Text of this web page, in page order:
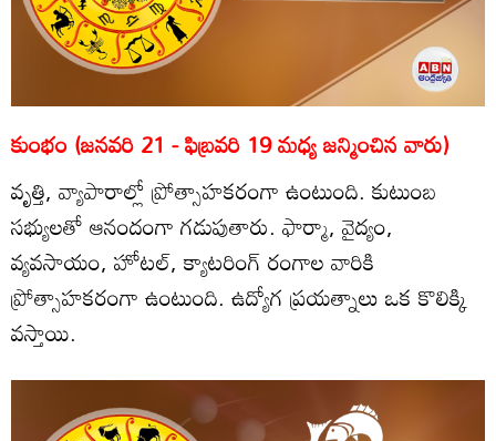
కుంభం (జనవరి 21 - ఫిబ్రవరి 19 మధ్య జన్మించిన వారు)
వృత్తి, వ్యాపారాల్లో ప్రోత్సాహకరంగా ఉంటుంది. కుటుంబ
సభ్యులతో ఆనందంగా గడుపుతారు. ఫార్మా, వైద్యం,
వ్యవసాయం, హోటల్‌, క్యాటరింగ్‌ రంగాల వారికి
ప్రోత్సాహకరంగా ఉంటుంది. ఉద్యోగ ప్రయత్నాలు ఒక కొలిక్కి
వస్తాయి.